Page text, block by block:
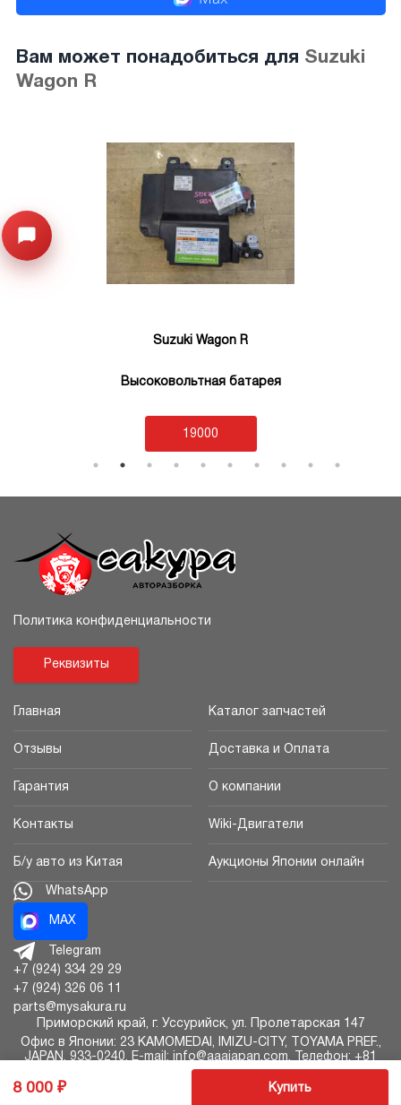
8 000 Купить
Открыть меню
Вам может понадобиться для Suzuki
Wagon R
Suzuki Wagon R
Высоковольтная батарея
19000
Политика конфиденциальности
Реквизиты
Главная Каталог запчастей
Отзывы Доставка и Оплата
Гарантия О компании
Контакты Wiki-Двигатели
Б/у авто из Китая Аукционы Японии онлайн
WhatsApp
MAX
Telegram
+7 (924) 334 29 29
+7 (924) 326 06 11
parts@mysakura.ru
Приморский край, г. Уссурийск, ул. Пролетарская 147
Офис в Японии: 23 KAMOMEDAI, IMIZU-CITY, TOYAMA PREF.,
JAPAN, 933-0240, E-mail: info@aaajapan.com, Телефон: +81
766-73-2901
Авторазборка Сакура